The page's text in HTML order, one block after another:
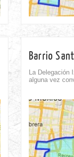
Barrio
La
alguna vez